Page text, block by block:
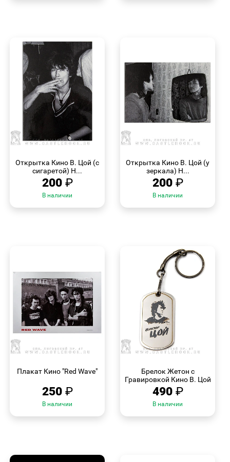
Открытка Кино В. Цой (с
сигаретой) Н...
200 ₽
В наличии
Открытка Кино В. Цой (у
зеркала) Н...
200 ₽
В наличии
Плакат Кино "Red Wave"
250 ₽
В наличии
Брелок Жетон с
Гравировкой Кино В. Цой
490 ₽
В наличии